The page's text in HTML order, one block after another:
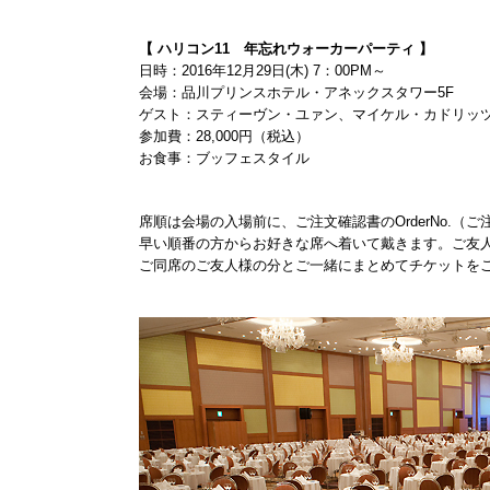
【 ハリコン11 年忘れウォーカーパーティ 】
日時：2016年12月29日(木) 7：00PM～
会場：品川プリンスホテル・アネックスタワー5F
ゲスト：スティーヴン・ユァン、マイケル・カドリ
参加費：28,000円（税込）
お食事：ブッフェスタイル
席順は会場の入場前に、ご注文確認書のOrderNo.（ご
早い順番の方からお好きな席へ着いて戴きます。ご友
ご同席のご友人様の分とご一緒にまとめてチケットを